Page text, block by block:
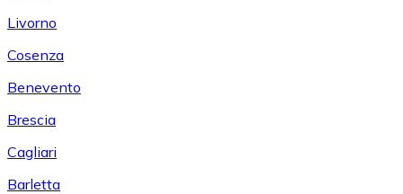
Livorno
Cosenza
Benevento
Brescia
Cagliari
Barletta